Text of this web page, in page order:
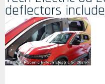
deflectors